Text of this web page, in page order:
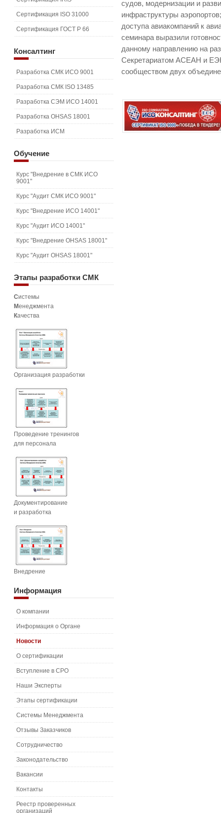
судов, модернизации и
инфраструктуры
доступа авиакомпаний к
семинара выразили
данному направлению на
Секретариатом АСЕАН и
сообществом двух
Сертификация ISO 31000
Сертификация ГОСТ Р 66
Консалтинг
Разработка СМК ИСО 9001
Разработка СМК ISO 13485
Разработка СЭМ ИСО 14001
Разработка OHSAS 18001
Разработка ИСМ
Обучение
Курс "Внедрение в СМК ИСО
9001"
Курс "Аудит СМК ИСО 9001"
Курс "Внедрение ИСО 14001"
Курс "Аудит ИСО 14001"
Курс "Внедрение OHSAS 18001"
Курс "Аудит OHSAS 18001"
Этапы разработки СМК
Системы
Менеджмента
Качества
Организация разработки
Проведение тренингов
для персонала
Документирование
и разработка
Внедрение
Информация
О компании
Информация о Органе
Новости
О сертификации
Вступление в СРО
Наши Эксперты
Этапы сертификации
Системы Менеджмента
Отзывы Заказчиков
Сотрудничество
Законодательство
Вакансии
Контакты
Реестр проверенных
организаций